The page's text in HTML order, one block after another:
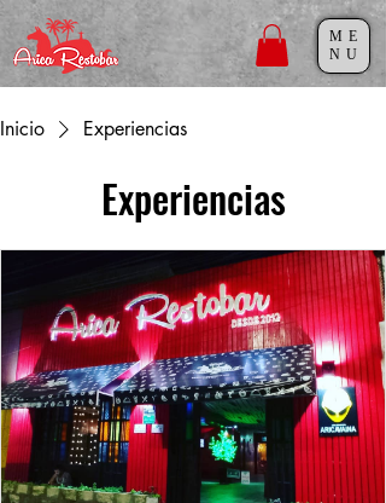
ME
NU
Inicio Experiencias
Experiencias